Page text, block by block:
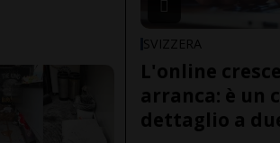
SVIZZERA
L'online
arranca: è un
dettaglio a